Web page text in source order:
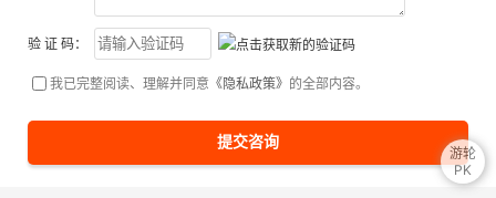
验 证 码：
我已完整阅读、理解并同意 《隐私政策》 的全部内容。
提交咨询
游轮
PK